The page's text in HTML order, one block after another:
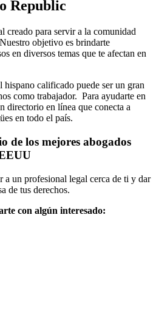
Republic
creado para servir a la comunidad
objetivo es brindarte
en diversos temas que te afectan en
calificado puede ser un gran
como trabajador. Para ayudarte en
directorio en línea que conecta a
en todo el país.
de los mejores abogados
a un profesional legal cerca de ti y dar
de tus derechos.
con algún interesado: